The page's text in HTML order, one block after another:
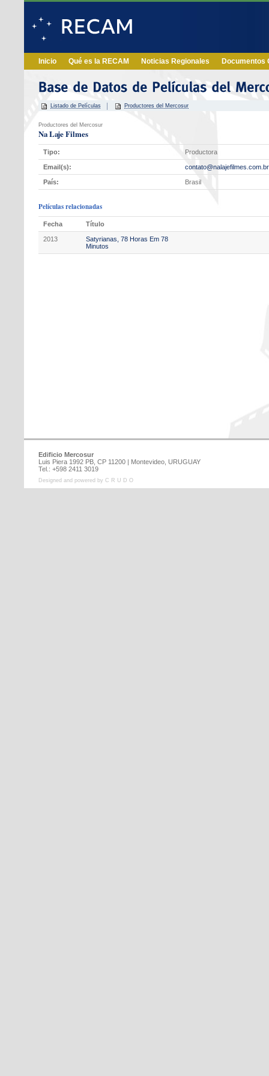
Inicio Qué es la RECAM Noticias Regionales Documentos
Listado de Películas Productores del Mercosur
Productores del Mercosur
Na Laje Filmes
Tipo: Productora
Email(s): contato@nalajefilmes.com.br
País: Brasil
Películas relacionadas
Fecha Título
2013
Satyrianas, 78 Horas Em 78
Minutos
Edificio Mercosur
Luis Piera 1992 PB, CP 11200 | Montevideo, URUGUAY
Tel.: +598 2411 3019
Designed and powered by C R U D O